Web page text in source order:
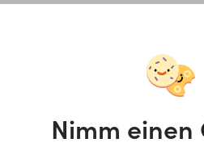
Nimm einen